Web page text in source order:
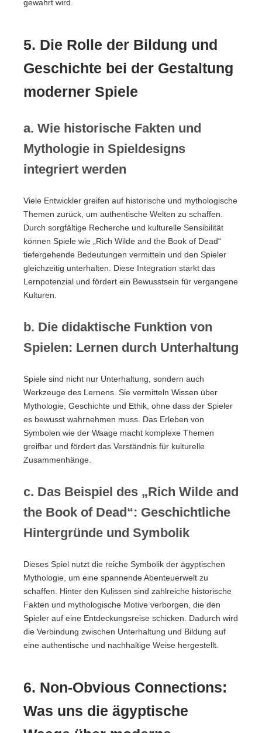
gewahrt wird.
5. Die Rolle der Bildung und
Geschichte bei der Gestaltung
moderner Spiele
a. Wie historische Fakten und
Mythologie in Spieldesigns
integriert werden
Viele Entwickler greifen auf historische und mythologische
Themen zurück, um authentische Welten zu schaffen.
Durch sorgfältige Recherche und kulturelle Sensibilität
können Spiele wie „Rich Wilde and the Book of Dead“
tiefergehende Bedeutungen vermitteln und den Spieler
gleichzeitig unterhalten. Diese Integration stärkt das
Lernpotenzial und fördert ein Bewusstsein für vergangene
Kulturen.
b. Die didaktische Funktion von
Spielen: Lernen durch Unterhaltung
Spiele sind nicht nur Unterhaltung, sondern auch
Werkzeuge des Lernens. Sie vermitteln Wissen über
Mythologie, Geschichte und Ethik, ohne dass der Spieler
es bewusst wahrnehmen muss. Das Erleben von
Symbolen wie der Waage macht komplexe Themen
greifbar und fördert das Verständnis für kulturelle
Zusammenhänge.
c. Das Beispiel des „Rich Wilde and
the Book of Dead“: Geschichtliche
Hintergründe und Symbolik
Dieses Spiel nutzt die reiche Symbolik der ägyptischen
Mythologie, um eine spannende Abenteuerwelt zu
schaffen. Hinter den Kulissen sind zahlreiche historische
Fakten und mythologische Motive verborgen, die den
Spieler auf eine Entdeckungsreise schicken. Dadurch wird
die Verbindung zwischen Unterhaltung und Bildung auf
eine authentische und nachhaltige Weise hergestellt.
6. Non-Obvious Connections:
Was uns die ägyptische